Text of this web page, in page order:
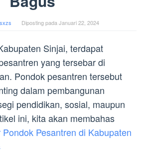
Diposting pada Januari 22, 2024
Sinjai, terdapat
yang tersebar di
Pondok pesantren tersebut
dalam pembangunan
pendidikan, sosial, maupun
ini, kita akan membahas
Pesantren di Kabupaten